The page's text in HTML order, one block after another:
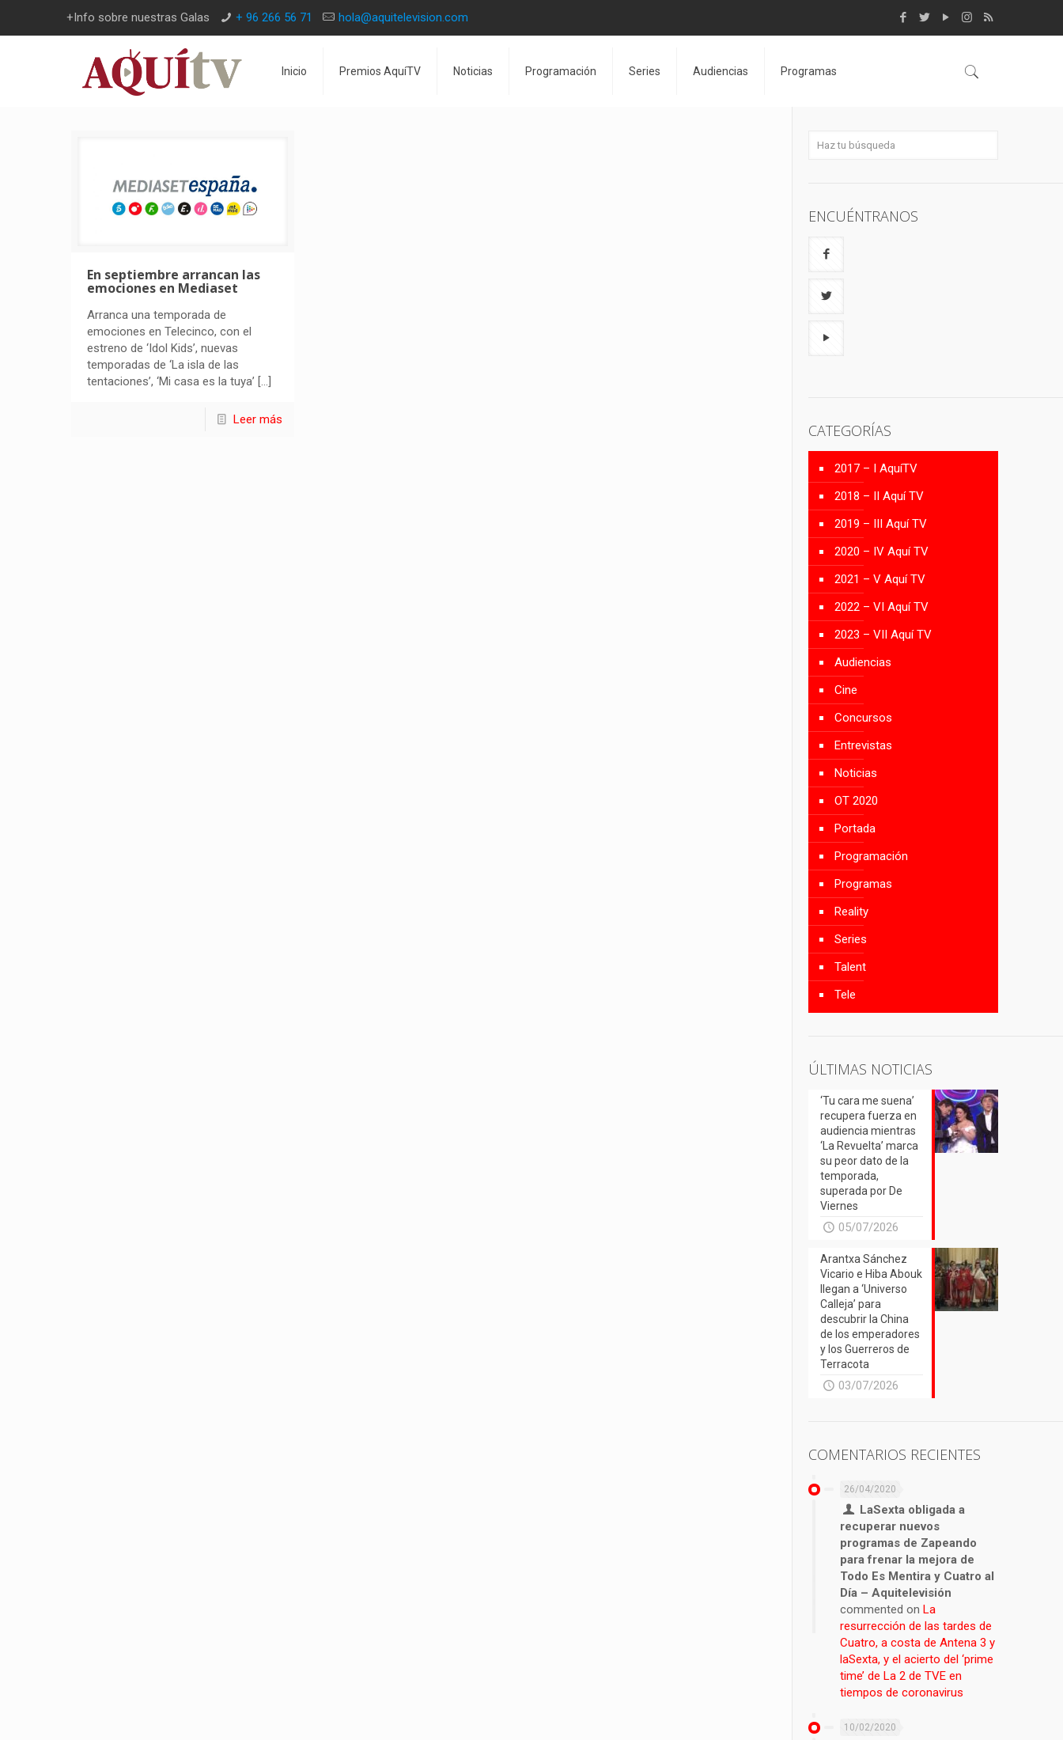
+Info sobre nuestras Galas + 96 266 56 71 hola@aquitelevision.com
Inicio Premios AquíTV Noticias Programación Series Audiencias Programas
En septiembre arrancan las
emociones en Mediaset
Arranca una temporada de
emociones en Telecinco, con el
estreno de ‘Idol Kids’, nuevas
temporadas de ‘La isla de las
tentaciones’, ‘Mi casa es la tuya’ […]
Leer más
ENCUÉNTRANOS
CATEGORÍAS
2017 – I AquíTV
2018 – II Aquí TV
2019 – III Aquí TV
2020 – IV Aquí TV
2021 – V Aquí TV
2022 – VI Aquí TV
2023 – VII Aquí TV
Audiencias
Cine
Concursos
Entrevistas
Noticias
OT 2020
Portada
Programación
Programas
Reality
Series
Talent
Tele
ÚLTIMAS NOTICIAS
‘Tu cara me suena’
recupera fuerza en
audiencia mientras
‘La Revuelta’ marca
su peor dato de la
temporada,
superada por De
Viernes
05/07/2026
Arantxa Sánchez
Vicario e Hiba Abouk
llegan a ‘Universo
Calleja’ para
descubrir la China
de los emperadores
y los Guerreros de
Terracota
03/07/2026
COMENTARIOS RECIENTES
26/04/2020
LaSexta obligada a
recuperar nuevos
programas de Zapeando
para frenar la mejora de
Todo Es Mentira y Cuatro al
Día – Aquitelevisión
commented onLa
resurrección de las tardes de
Cuatro, a costa de Antena 3 y
laSexta, y el acierto del ‘prime
time’ de La 2 de TVE en
tiempos de coronavirus
10/02/2020